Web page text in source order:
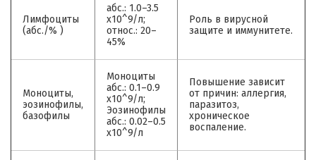
Лимфоциты
(абс./% )
абс.: 1.0–3.5
x10^9/л;
относ.: 20–
45%
Роль в вирусной
защите и иммунитете.
Моноциты,
эозинофилы,
базофилы
Моноциты
абс.: 0.1–0.9
x10^9/л;
Эозинофилы
абс.: 0.02–0.5
x10^9/л
Повышение зависит
от причин: аллергия,
паразитоз,
хроническое
воспаление.